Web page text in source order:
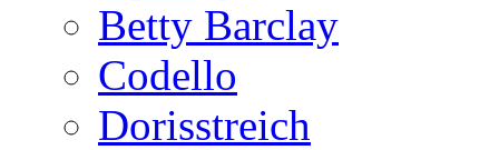
Betty Barclay
Codello
Dorisstreich